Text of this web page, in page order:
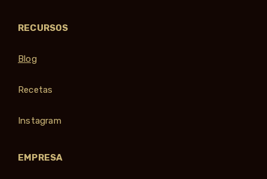
RECURSOS
Blog
Recetas
Instagram
EMPRESA